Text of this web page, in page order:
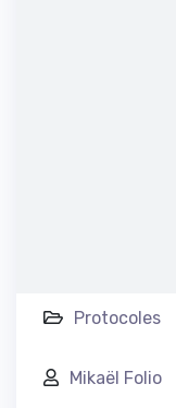
Protocoles
Mikaël Folio